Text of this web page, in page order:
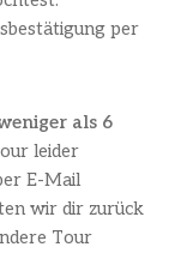
per
als 6
leider
E-Mail
wir dir zurück
Tour